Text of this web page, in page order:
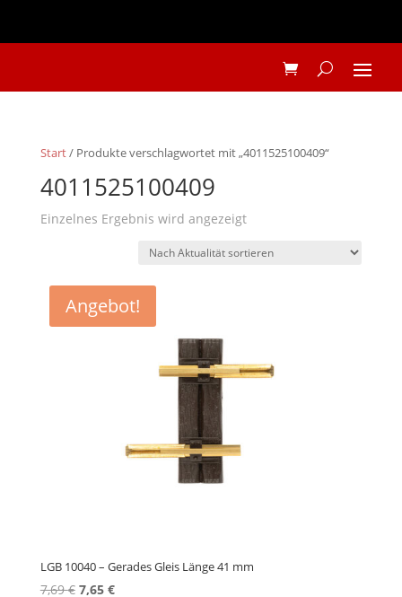
Start/ Produkte verschlagwortet mit „4011525100409“
4011525100409
Einzelnes Ergebnis wird angezeigt
Angebot!
LGB 10040 – Gerades Gleis Länge 41 mm
7,69€ Ursprünglicher
7,65 €Aktueller